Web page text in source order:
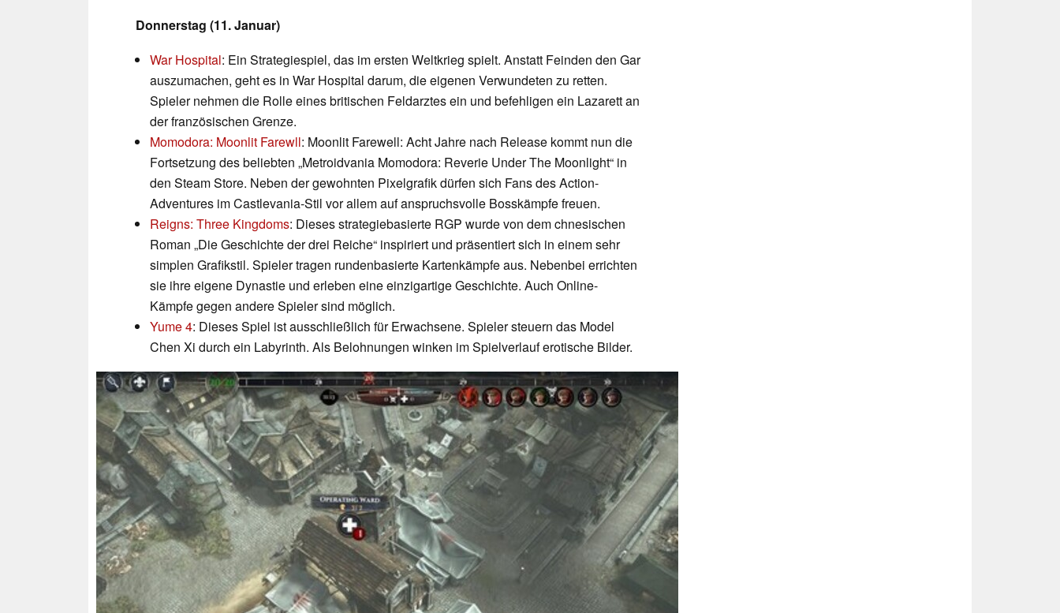
Donnerstag (11. Januar)
War Hospital: Ein Strategiespiel, das im ersten Weltkrieg spielt. Anstatt Feinden den Gar
auszumachen, geht es in War Hospital darum, die eigenen Verwundeten zu retten.
Spieler nehmen die Rolle eines britischen Feldarztes ein und befehligen ein Lazarett an
der französischen Grenze.
Momodora: Moonlit Farewll: Moonlit Farewell: Acht Jahre nach Release kommt nun die
Fortsetzung des beliebten „Metroidvania Momodora: Reverie Under The Moonlight“ in
den Steam Store. Neben der gewohnten Pixelgrafik dürfen sich Fans des Action-
Adventures im Castlevania-Stil vor allem auf anspruchsvolle Bosskämpfe freuen.
Reigns: Three Kingdoms: Dieses strategiebasierte RGP wurde von dem chnesischen
Roman „Die Geschichte der drei Reiche“ inspiriert und präsentiert sich in einem sehr
simplen Grafikstil. Spieler tragen rundenbasierte Kartenkämpfe aus. Nebenbei errichten
sie ihre eigene Dynastie und erleben eine einzigartige Geschichte. Auch Online-
Kämpfe gegen andere Spieler sind möglich.
Yume 4: Dieses Spiel ist ausschließlich für Erwachsene. Spieler steuern das Model
Chen Xi durch ein Labyrinth. Als Belohnungen winken im Spielverlauf erotische Bilder.